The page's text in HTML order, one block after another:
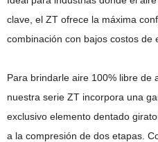
clave, el ZT ofrece la máxima
combinación con bajos costos de
Para brindarle aire 100% libre de
nuestra serie ZT incorpora una
exclusivo elemento dentado
a la compresión de dos etapas.